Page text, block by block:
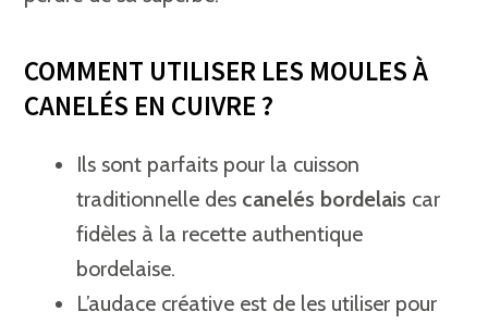
COMMENT UTILISER LES MOULES À
CANELÉS EN CUIVRE ?
Ils sont parfaits pour la cuisson
traditionnelle des canelés bordelais car
fidèles à la recette authentique
bordelaise.
L’audace créative est de les utiliser pour